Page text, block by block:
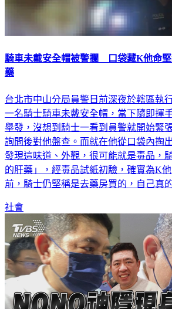
騎車未戴安全帽被警攔 口袋藏K他命
藥
台北市中山分局員警日前深夜於轄區執
一名騎士騎車未戴安全帽，當下隨即揮
舉發，沒想到騎士一看到員警就開始緊
詢問後對他盤查。而就在他從口袋內掏
發現這味道、外觀，很可能就是毒品，
的肝藥」，經毒品試紙初驗，確實為K
前，騎士仍堅稱是去藥房買的，自己真
社會